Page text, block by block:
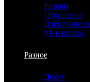
Ремонт
Отопление
Материалы
Разное
Досуг